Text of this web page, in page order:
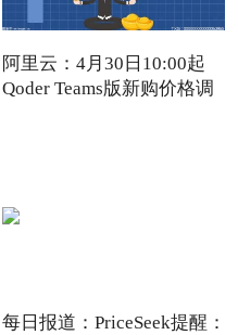
阿里云：4月30日10:00起
Qoder Teams版新购价格调
每日报道：PriceSeek提醒：